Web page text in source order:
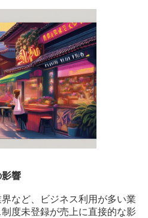
響
など、ビジネス利用が多い業
度未登録が売上に直接的な影